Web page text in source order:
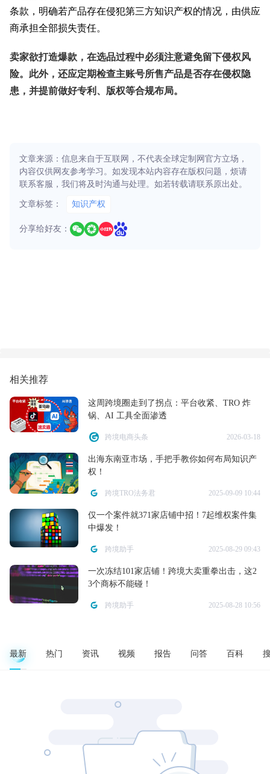
条款，明确若产品存在侵犯第三方知识产权的情况，由供应
商承担全部损失责任。
卖家欲打造爆款，在选品过程中必须注意避免留下侵权风
险。此外，还应定期检查主账号所售产品是否存在侵权隐
患，并提前做好专利、版权等合规布局。
文章来源：信息来自于互联网，不代表全球定制网官方立场，
内容仅供网友参考学习。如发现本站内容存在版权问题，烦请
联系客服，我们将及时沟通与处理。如若转载请联系原出处。
文章标签： 知识产权
分享给好友：
相关推荐
这周跨境圈走到了拐点：平台收紧、TRO 炸
锅、AI 工具全面渗透
跨境电商头条 2026-03-18
出海东南亚市场，手把手教你如何布局知识产
权！
跨境TRO法务君 2025-09-09 10:44
仅一个案件就371家店铺中招！7起维权案件集
中爆发！
跨境助手 2025-08-29 09:43
一次冻结101家店铺！跨境大卖重拳出击，这2
3个商标不能碰！
跨境助手 2025-08-28 10:56
最新 热门 资讯 视频 报告 问答 百科